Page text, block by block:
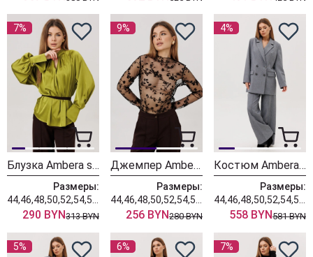
7%
Блузка Ambera style 1137
Размеры:
290 BYN313 BYN
9%
Джемпер Ambera style 1136
Размеры:
256 BYN280 BYN
4%
Костюм Ambera style 3018
Размеры:
558 BYN581 BYN
5% 6% 7%